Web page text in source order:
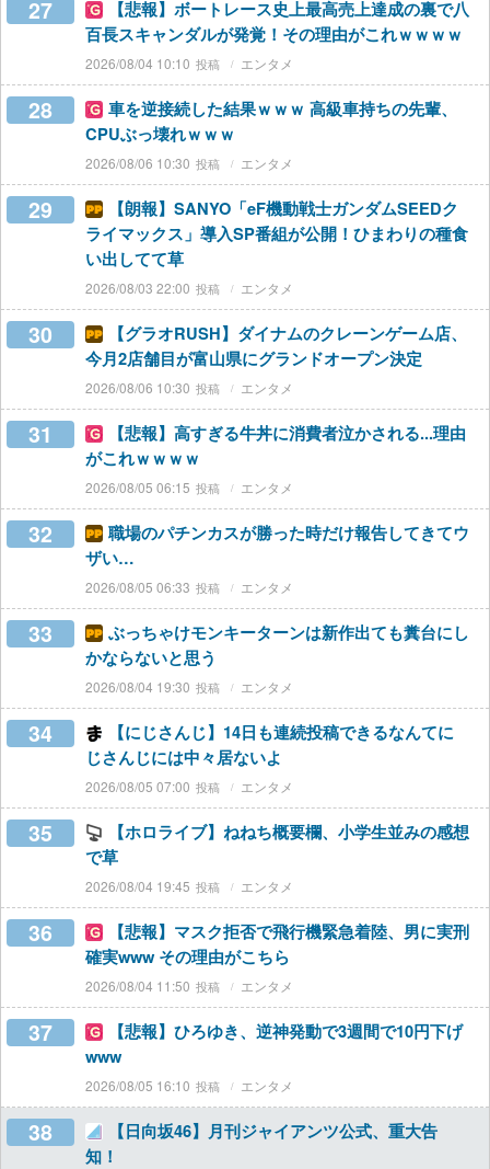
27
【悲報】ボートレース史上最高売上達成の裏で八
百長スキャンダルが発覚！その理由がこれｗｗｗｗ
2026/08/04 10:10 エンタメ
28
車を逆接続した結果ｗｗｗ 高級車持ちの先輩、
CPUぶっ壊れｗｗｗ
2026/08/06 10:30 エンタメ
29
【朗報】SANYO「eF機動戦士ガンダムSEEDク
ライマックス」導入SP番組が公開！ひまわりの種食
い出してて草
2026/08/03 22:00 エンタメ
30
【グラオRUSH】ダイナムのクレーンゲーム店、
今月2店舗目が富山県にグランドオープン決定
2026/08/06 10:30 エンタメ
31
【悲報】高すぎる牛丼に消費者泣かされる...理由
がこれｗｗｗｗ
2026/08/05 06:15 エンタメ
32
職場のパチンカスが勝った時だけ報告してきてウ
ザい…
2026/08/05 06:33 エンタメ
33
ぶっちゃけモンキーターンは新作出ても糞台にし
かならないと思う
2026/08/04 19:30 エンタメ
34
【にじさんじ】14日も連続投稿できるなんてに
じさんじには中々居ないよ
2026/08/05 07:00 エンタメ
35
【ホロライブ】ねねち概要欄、小学生並みの感想
で草
2026/08/04 19:45 エンタメ
36
【悲報】マスク拒否で飛行機緊急着陸、男に実刑
確実www その理由がこちら
2026/08/04 11:50 エンタメ
37
【悲報】ひろゆき、逆神発動で3週間で10円下げ
www
2026/08/05 16:10 エンタメ
38
【日向坂46】月刊ジャイアンツ公式、重大告
知！